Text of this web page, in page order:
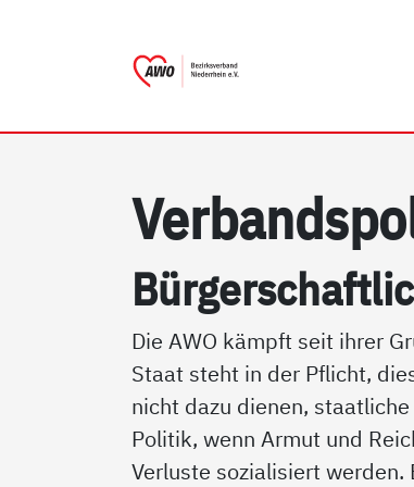
Die AWO kämpft seit ihrer
Staat steht in der Pflicht,
nicht dazu dienen,
Politik, wenn Armut und
Verluste sozialisiert